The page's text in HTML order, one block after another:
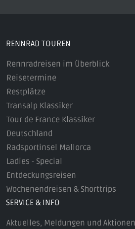
RENNRAD TOUREN
Rennradreisen im Überblick
Reisetermine
Restplätze
Transalp Klassiker
Tour de France Klassiker
Deutschland
Radsportinsel Mallorca
Ladies - Special
Entdeckungsreisen
Wochenendreisen & Shorttrips
SERVICE & INFO
Aktuelles, Meldungen und Aktionen